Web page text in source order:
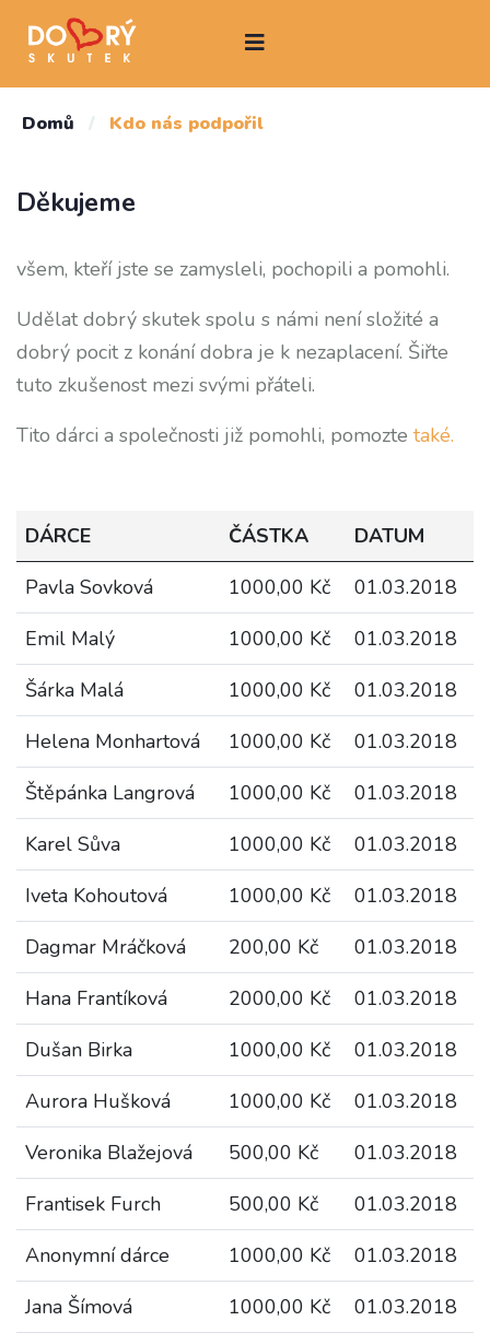
Domů / Kdo nás podpořil
Děkujeme
všem, kteří jste se zamysleli, pochopili a pomohli.
Udělat dobrý skutek spolu s námi není složité a
dobrý pocit z konání dobra je k nezaplacení. Šiřte
tuto zkušenost mezi svými přáteli.
Tito dárci a společnosti již pomohli, pomozte také.
DÁRCE ČÁSTKA
DATUM
Pavla Sovková
1000,00 Kč
01.03.2018
Emil Malý
1000,00 Kč
01.03.2018
Šárka Malá
1000,00 Kč
01.03.2018
Helena Monhartová
1000,00 Kč
01.03.2018
Štěpánka Langrová
1000,00 Kč
01.03.2018
Karel Sůva
1000,00 Kč
01.03.2018
Iveta Kohoutová
1000,00 Kč
01.03.2018
Dagmar Mráčková
200,00 Kč
01.03.2018
Hana Frantíková
2000,00 Kč
01.03.2018
Dušan Birka
1000,00 Kč
01.03.2018
Aurora Hušková
1000,00 Kč
01.03.2018
Veronika Blažejová
500,00 Kč
01.03.2018
Frantisek Furch
500,00 Kč
01.03.2018
Anonymní dárce
1000,00 Kč
01.03.2018
Jana Šímová
1000,00 Kč
01.03.2018